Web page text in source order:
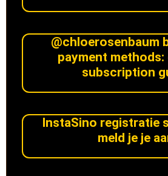
@chloerosenbaum
payment
subscription
InstaSino registratie
meld je je